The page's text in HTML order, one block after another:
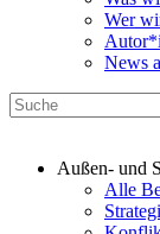
Wer
News
Außen- und
Alle